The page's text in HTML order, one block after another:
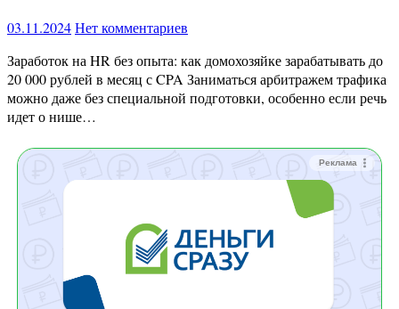
03.11.2024Нет комментариев
Заработок на HR без опыта: как домохозяйке зарабатывать до
20 000 рублей в месяц с CPA Заниматься арбитражем трафика
можно даже без специальной подготовки, особенно если речь
идет о нише…
Реклама